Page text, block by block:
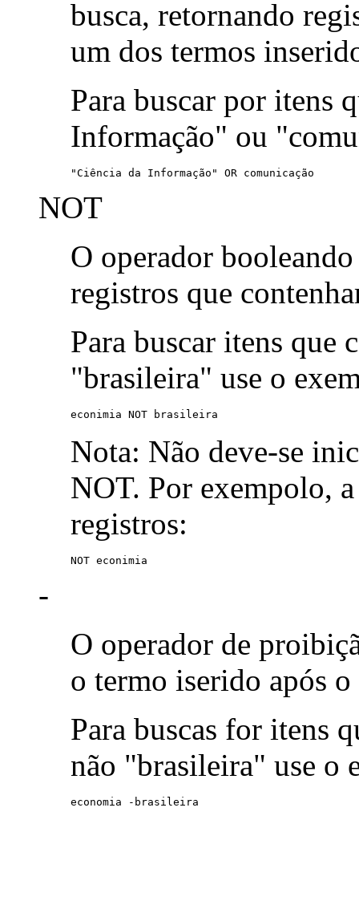
busca, retornando
um dos termos
Para buscar por itens
Informação" ou
"Ciência da Informação" OR comunicação
NOT
O operador
registros que
Para buscar itens que
"brasileira" use o
econimia NOT brasileira
Nota: Não deve-se
NOT. Por exempolo,
registros:
NOT econimia
-
O operador de
o termo iserido após o
Para buscas for itens
não "brasileira" use o
economia -brasileira